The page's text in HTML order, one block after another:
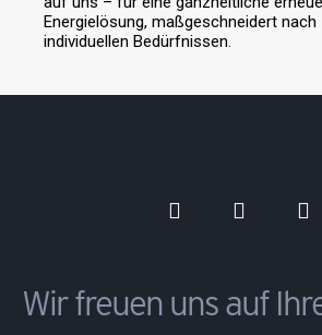
Energielösung, maßgeschneidert nach
individuellen Bedürfnissen.
Wir freuen uns auf